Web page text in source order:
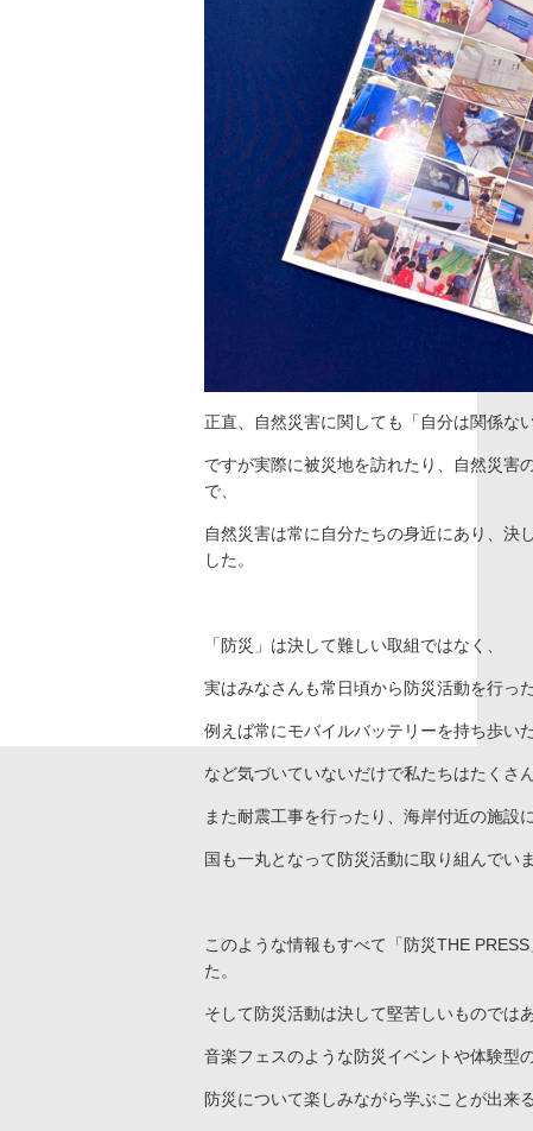
正直、自然災害に関しても「自分は関係な
ですが実際に被災地を訪れたり、自然災害
で、
自然災害は常に自分たちの身近にあり、決
した。
「防災」は決して難しい取組ではなく、
実はみなさんも常日頃から防災活動を行っ
例えば常にモバイルバッテリーを持ち歩い
など気づいていないだけで私たちはたくさ
また耐震工事を行ったり、海岸付近の施設
国も一丸となって防災活動に取り組んでいま
このような情報もすべて「防災THE
た。
そして防災活動は決して堅苦しいものでは
音楽フェスのような防災イベントや体験型
防災について楽しみながら学ぶことが出来